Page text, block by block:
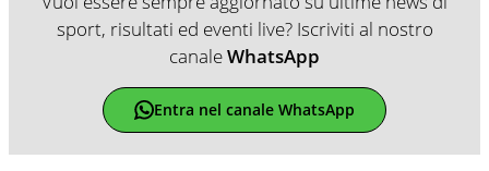
sport, risultati ed eventi live? Iscriviti al nostro
canaleWhatsApp
Entra nel canale WhatsApp